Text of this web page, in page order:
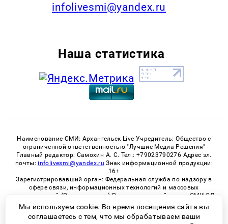
infolivesmi@yandex.ru
Наша статистика
Наименование СМИ: Архангельск Live Учредитель: Общество с
ограниченной ответственностью "Лучшие Медиа Решения"
Главный редактор: Самохин А. С. Тел.: +79023790276 Адрес эл.
почты: infolivesmi@yandex.ru Знак информационной продукции:
16+
Зарегистрировавший орган: Федеральная служба по надзору в
сфере связи, информационных технологий и массовых
коммуникаций (Роскомнадзор) Регистрационный номер СМИ ЭЛ
№ ФС 77 - 82533 от 21.01.2022
Мы используем cookie. Во время посещения сайта вы
соглашаетесь с тем, что мы обрабатываем ваши